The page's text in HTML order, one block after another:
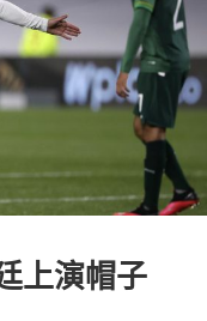
上演帽子